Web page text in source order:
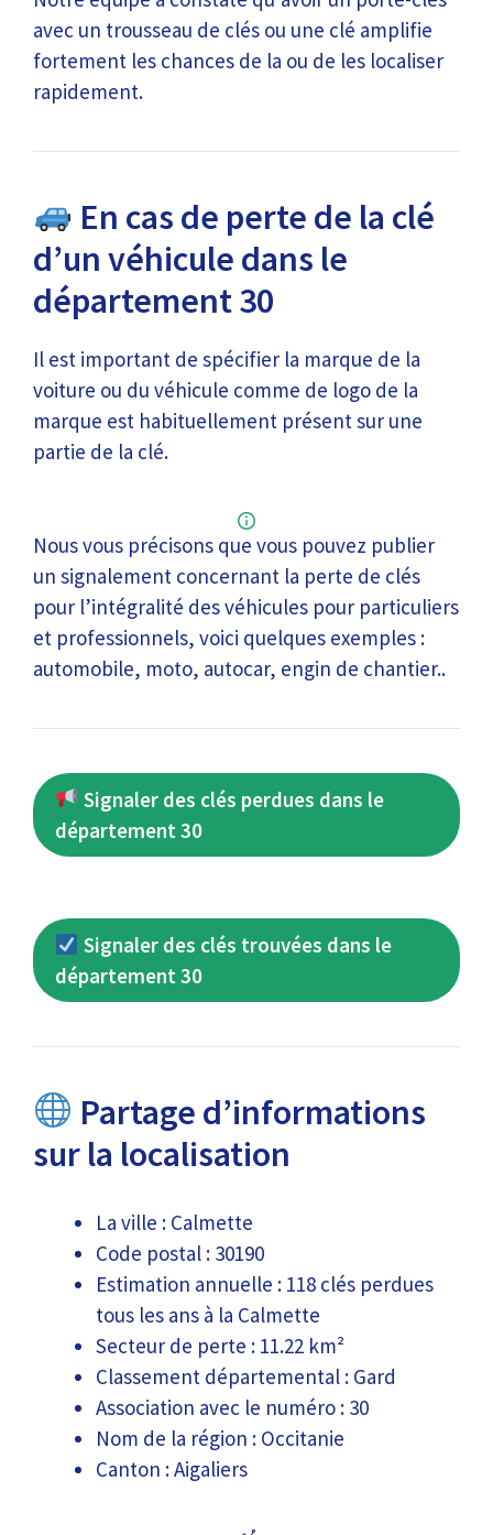
avec un trousseau de clés ou une clé amplifie
fortement les chances de la ou de les localiser
rapidement.
En cas de perte de la clé
d’un véhicule dans le
département 30
Il est important de spécifier la marque de la
voiture ou du véhicule comme de logo de la
marque est habituellement présent sur une
partie de la clé.
Nous vous précisons que vous pouvez publier
un signalement concernant la perte de clés
pour l’intégralité des véhicules pour particuliers
et professionnels, voici quelques exemples :
automobile, moto, autocar, engin de chantier..
Signaler des clés perdues dans le
département 30
Signaler des clés trouvées dans le
département 30
Partage d’informations
sur la localisation
La ville : Calmette
Code postal : 30190
Estimation annuelle : 118 clés perdues
tous les ans à la Calmette
Secteur de perte : 11.22 km²
Classement départemental : Gard
Association avec le numéro : 30
Nom de la région : Occitanie
Canton : Aigaliers